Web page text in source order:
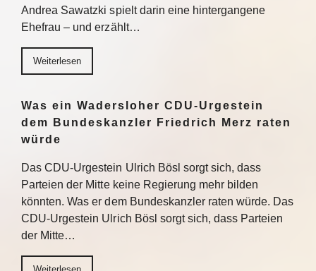
Andrea Sawatzki spielt darin eine hintergangene
Ehefrau – und erzählt…
Weiterlesen
Was ein Wadersloher CDU-Urgestein
dem Bundeskanzler Friedrich Merz raten
würde
Das CDU-Urgestein Ulrich Bösl sorgt sich, dass
Parteien der Mitte keine Regierung mehr bilden
könnten. Was er dem Bundeskanzler raten würde. Das
CDU-Urgestein Ulrich Bösl sorgt sich, dass Parteien
der Mitte…